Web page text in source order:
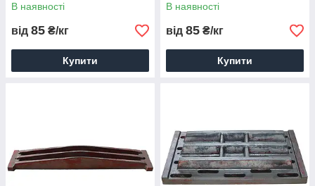
В наявності
від 85 ₴/кг
Купити
В наявності
від 85 ₴/кг
Купити